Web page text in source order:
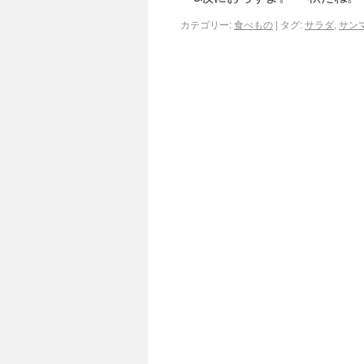
カテゴリー:食べもの | タグ:サラダ, サン